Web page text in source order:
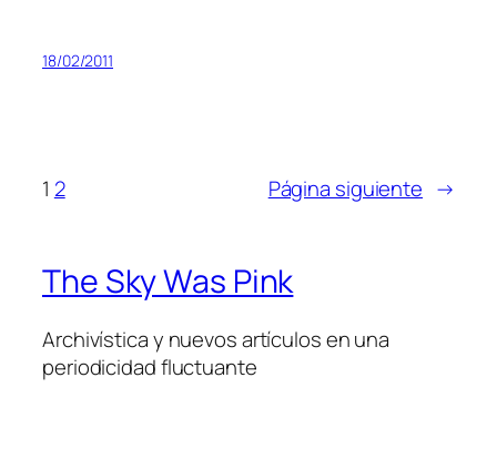
18/02/2011
1 2 Página siguiente →
The Sky Was Pink
Archivística y nuevos artículos en una
periodicidad fluctuante